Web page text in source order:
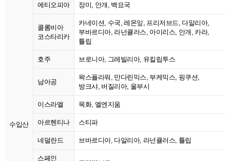
수입산
에티오피아 장미, 안개, 백묘국
콜롬비아
코스타리카
카네이션, 수국, 레몬잎, 프리저브드, 다알리아,
부바르디아, 라넌큘러스, 아이리스, 안개, 카라,
튤립
호주 브로니아, 그레빌리아, 유킬립투스
남아공
왁스플라워, 만다린믹스, 부케믹스, 핑쿠션,
방크샤, 버질리아, 울부시
이스라엘 목화, 엘엔지움
아르헨티나 스티파
네덜란드 브바르디아, 다알리아, 라넌큘러스, 튤립
스페인